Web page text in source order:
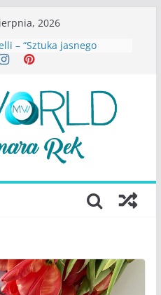
2026
– “Sztuka jasnego
Sekrety seksbiznesu”
Lewandowicz – Zanim
siebie
– “Wysoko
depresja”
– “Bezwzględni. O
portalu